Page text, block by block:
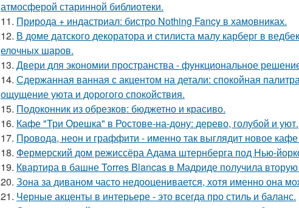
атмосферой старинной библиотеки.
11. Природа + индастриал: бистро Nothing Fancy в хамовниках.
12. В доме датского декоратора и стилиста малу карберг в
елочных шаров.
13. Двери для экономии пространства - функциональное
14. Сдержанная ванная с акцентом на детали: спокойная
ощущение уюта и дорогого спокойствия.
15. Подоконник из обрезков: бюджетно и красиво.
16. Кафе "Три Орешка" в Ростове-на-дону: дерево, голубой и уют.
17. Провода, неон и граффити - именно так выглядит новое
18. Фермерский дом режиссёра Адама штернберга под Нью-
19. Квартира в башне Torres Blancas в Мадриде получила
20. Зона за диваном часто недооценивается, хотя именно она
21. Черные акценты в интерьере - это всегда про стиль и баланс.